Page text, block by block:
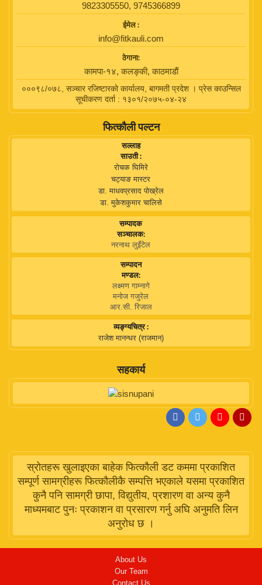
9823305550, 9745366899
ईमेल :
info@fitkauli.com
ठेगाना:
कामपा-१४, कलङ्की, काठमाडाैं
०००९८/०७८, सञ्चार रजिष्टारको कार्यालय, बागमती प्रदेश । प्रेस काउन्सिल
सूचीकरण दर्ता : १३०१/२०७५-०४-२४
फित्कौली पल्टन
सल्लाह
साउती :
रोचक घिमिरे
चट्याङ मास्टर
डा. माधवप्रसाद पोख्रेल
डा. मुकेशकुमार चालिसे
सम्पादक
सञ्चालक:
नरनाथ लुइँटेल
सम्पादन
मण्डल:
लक्ष्मण गाम्नागे
मनोज गजुरेल
आर.सी. रिजाल
व्यङ्ग्यचित्र :
राजेश मानन्धर (राजमान)
सहकार्य
स्रोतहरू खुलाइएका बाहेक फित्कौली डट कममा प्रकाशित
सम्पूर्ण सामग्रीहरू फित्कौलीकै सम्पत्ति भएकाले यसमा प्रकाशित
कुनै पनि सामग्री छापा, विद्युतीय, प्रशारण वा अन्य कुनै
माध्यमबाट पुनः प्रकाशन वा प्रसारण गर्नु अघि अनुमति लिन
अनुरोध छ ।
About Us
Our Team
Contact Us